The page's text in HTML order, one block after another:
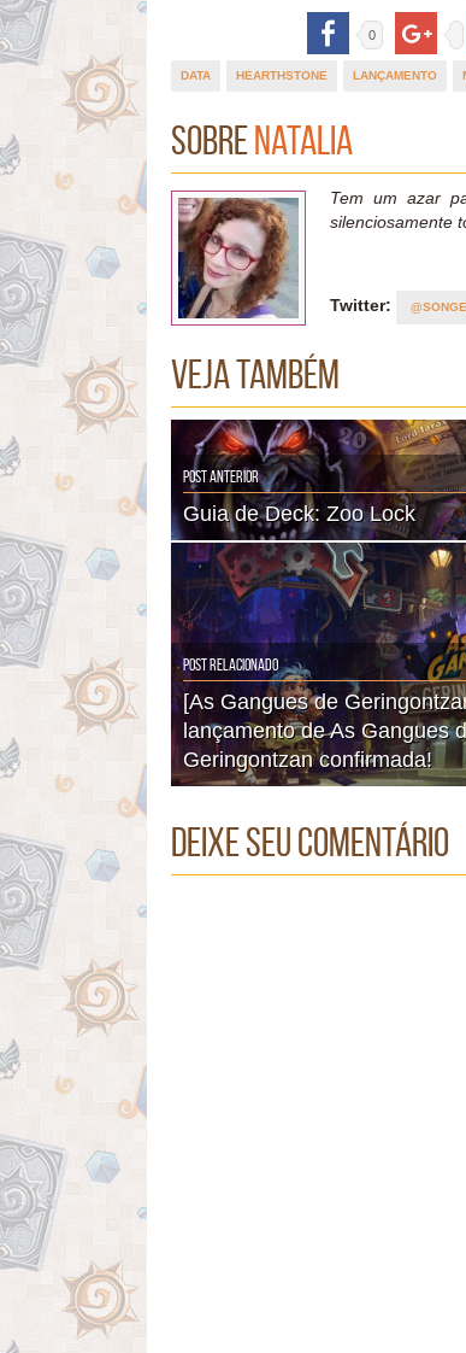
0
DATA HEARTHSTONE LANÇAMENTO
SobreNatalia
Tem um azar
silenciosamente
Twitter:
Veja também
Post Anterior
Guia de Deck: Zoo Lock
Post Relacionado
[As Gangues de
lançamento de As Gangues
Geringontzan confirmada!
Deixe seu comentário